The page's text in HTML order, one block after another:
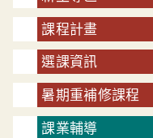
課程計畫
選課資訊
暑期重補修課程
課業輔導